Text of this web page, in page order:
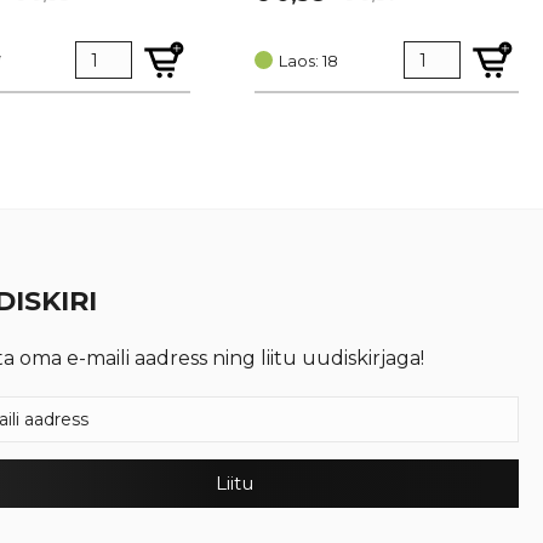
Algne
oli:
€ 0,51.
Current
is:
€ 0,38.
Laos: 18
oma e-maili aadress ning liitu uudiskirjaga!